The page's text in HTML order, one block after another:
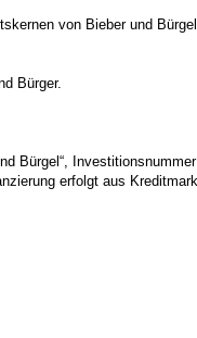
von Bieber und
Bürger.
Investitionsnummer
erfolgt aus